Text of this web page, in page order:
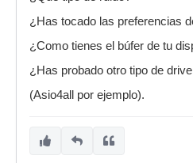
¿Has tocado las preferencias
¿Como tienes el búfer de tu
¿Has probado otro tipo de
(Asio4all por ejemplo).